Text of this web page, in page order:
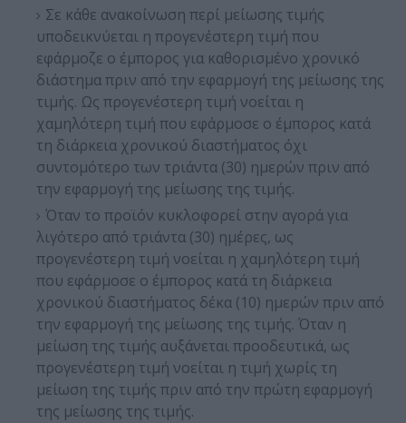
Σε κάθε ανακοίνωση περί μείωσης τιμής
υποδεικνύεται η προγενέστερη τιμή που
εφάρμοζε ο έμπορος για καθορισμένο χρονικό
διάστημα πριν από την εφαρμογή της μείωσης της
τιμής. Ως προγενέστερη τιμή νοείται η
χαμηλότερη τιμή που εφάρμοσε ο έμπορος κατά
τη διάρκεια χρονικού διαστήματος όχι
συντομότερο των τριάντα (30) ημερών πριν από
την εφαρμογή της μείωσης της τιμής.
Όταν το προϊόν κυκλοφορεί στην αγορά για
λιγότερο από τριάντα (30) ημέρες, ως
προγενέστερη τιμή νοείται η χαμηλότερη τιμή
που εφάρμοσε ο έμπορος κατά τη διάρκεια
χρονικού διαστήματος δέκα (10) ημερών πριν από
την εφαρμογή της μείωσης της τιμής. Όταν η
μείωση της τιμής αυξάνεται προοδευτικά, ως
προγενέστερη τιμή νοείται η τιμή χωρίς τη
μείωση της τιμής πριν από την πρώτη εφαρμογή
της μείωσης της τιμής.